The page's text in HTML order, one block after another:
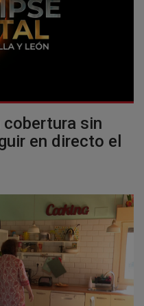
cobertura sin
en directo el